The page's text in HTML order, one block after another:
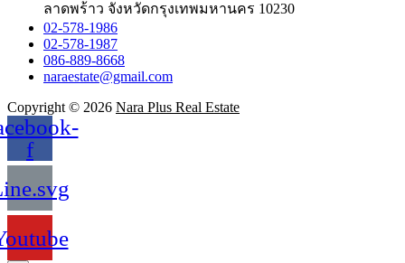
ลาดพร้าว จังหวัดกรุงเทพมหานคร 10230
02-578-1986
02-578-1987
086-889-8668
naraestate@gmail.com
Copyright © 2026 Nara Plus Real Estate
f